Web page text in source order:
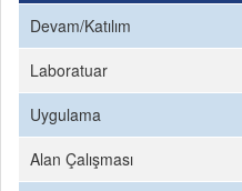
Devam/Katılım
Laboratuar
Uygulama
Alan Çalışması